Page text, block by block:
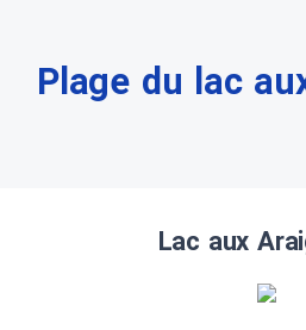
Plage du lac
Lac aux